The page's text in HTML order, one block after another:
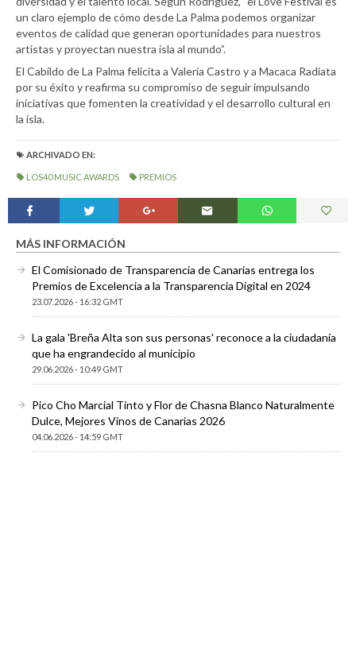
un claro ejemplo de cómo desde La Palma podemos organizar
eventos de calidad que generan oportunidades para nuestros
artistas y proyectan nuestra isla al mundo”.
El Cabildo de La Palma felicita a Valeria Castro y a Macaca Radiata
por su éxito y reafirma su compromiso de seguir impulsando
iniciativas que fomenten la creatividad y el desarrollo cultural en
la isla.
ARCHIVADO EN:
LOS40 MUSIC AWARDS PREMIOS
MÁS INFORMACIÓN
El Comisionado de Transparencia de Canarias entrega los
Premios de Excelencia a la Transparencia Digital en 2024
23.07.2026 - 16:32 GMT
La gala 'Breña Alta son sus personas' reconoce a la ciudadanía
que ha engrandecido al municipio
29.06.2026 - 10:49 GMT
Pico Cho Marcial Tinto y Flor de Chasna Blanco Naturalmente
Dulce, Mejores Vinos de Canarias 2026
04.06.2026 - 14:59 GMT